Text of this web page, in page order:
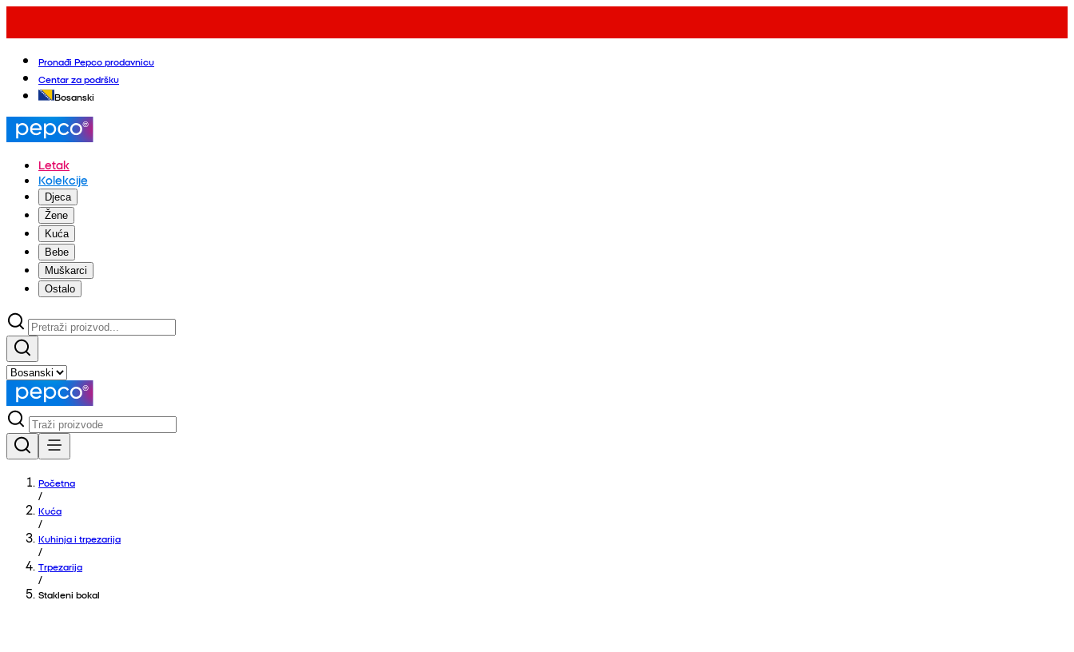
Pronađi Pepco prodavnicu
Centar za podršku
Bosanski
Letak
Kolekcije
Djeca
Žene
Kuća
Bebe
Muškarci
Ostalo
Početna
/
Kuća
/
Kuhinja i trpezarija
/
Trpezarija
/
Stakleni bokal